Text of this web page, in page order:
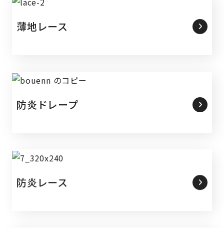
薄地レース
防炎ドレープ
防炎レース